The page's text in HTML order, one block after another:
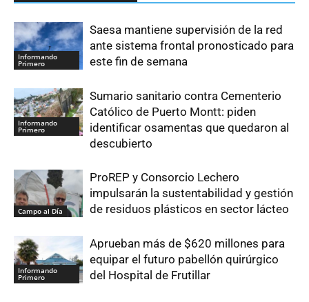
Informando
Primero
Saesa mantiene supervisión de la red
ante sistema frontal pronosticado para
este fin de semana
Informando
Primero
Sumario sanitario contra Cementerio
Católico de Puerto Montt: piden
identificar osamentas que quedaron al
descubierto
Campo al Día
ProREP y Consorcio Lechero
impulsarán la sustentabilidad y gestión
de residuos plásticos en sector lácteo
Informando
Primero
Aprueban más de $620 millones para
equipar el futuro pabellón quirúrgico
del Hospital de Frutillar